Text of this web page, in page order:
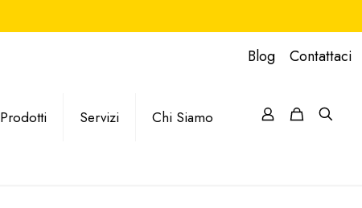
Blog Contattaci
Prodotti Servizi Chi Siamo